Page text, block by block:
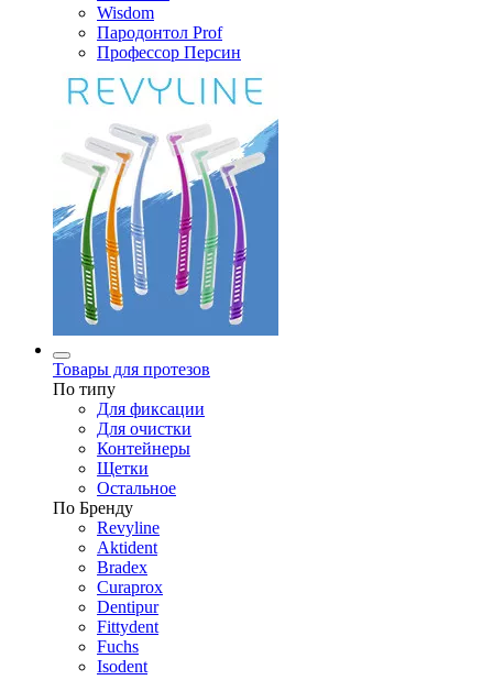
Wisdom
Пародонтол Prof
Профессор Персин
Товары для протезов
По типу
Для фиксации
Для очистки
Контейнеры
Щетки
Остальное
По Бренду
Revyline
Aktident
Bradex
Curaprox
Dentipur
Fittydent
Fuchs
Isodent